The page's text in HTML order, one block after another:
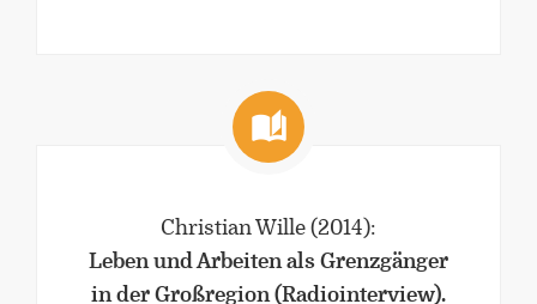
Christian Wille (2014):
Leben und Arbeiten als Grenzgänger
in der Großregion (Radiointerview).